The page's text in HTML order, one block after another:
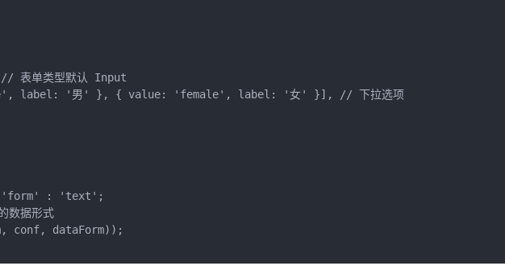
表单类型默认 Input
label: '男' }, { value: 'female', label: '女' }], // 下拉选项
: 'text';
数据形式
conf, dataForm));